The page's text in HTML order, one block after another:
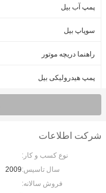
پمپ آب بیل
سوپاپ بیل
راهنما دریچه موتور
پمپ هیدرولیکی بیل
شرکت اطلاعات
نوع کسب و کار:
سال تاسیس:2009
فروش سالانه: